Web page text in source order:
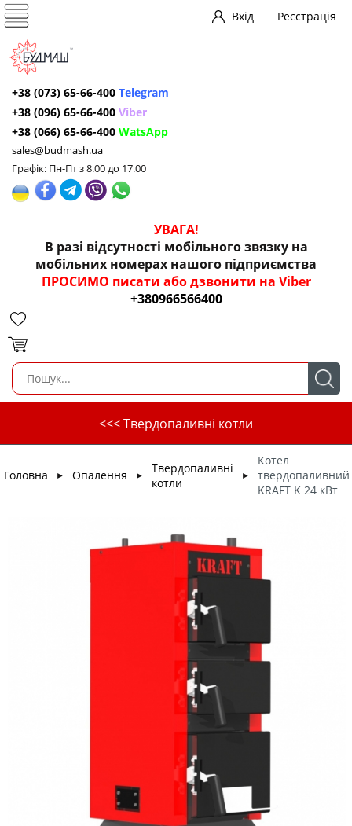
Вхід Реєстрація
+38 (073) 65-66-400 Telegram
+38 (096) 65-66-400 Viber
+38 (066) 65-66-400 WatsApp
sales@budmash.ua
Графік: Пн-Пт з 8.00 до 17.00
УВАГА!
В разі відсутності мобільного звязку на
мобільних номерах нашого підприємства
ПРОСИМО писати або дзвонити на Viber
+380966566400
<<< Твердопаливні котли
Головна ► Опалення ►
Твердопаливні
котли
►
Котел
твердопаливний
KRAFT K 24 кВт